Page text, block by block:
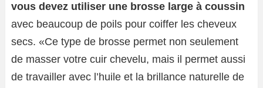
vous devez utiliser une brosse large à coussin
avec beaucoup de poils pour coiffer les cheveux
secs. «Ce type de brosse permet non seulement
de masser votre cuir chevelu, mais il permet aussi
de travailler avec l’huile et la brillance naturelle de